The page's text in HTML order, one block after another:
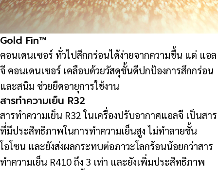
Gold Fin™
คอนเดนเซอร์ ทั่วไปสึกกร่อนได้ง่ายจากความชื้น แต่ แอล
จี คอนเดนเซอร์ เคลือบด้วยวัสดุชั้นดีปกป้องการสึกกร่อน
และสนิม ช่วยยืดอายุการใช้งาน
สารทำความเย็น R32
สารทำความเย็น R32 ในเครื่องปรับอากาศแอลจี เป็นสาร
ที่มีประสิทธิภาพในการทำความเย็นสูง ไม่ทำลายชั้น
โอโซน และยังส่งผลกระทบต่อภาวะโลกร้อนน้อยกว่าสาร
ทำความเย็น R410 ถึง 3 เท่า และยังเพิ่มประสิทธิภาพ